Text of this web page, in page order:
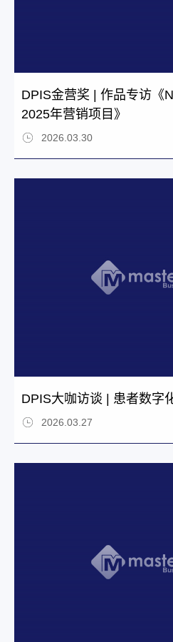
DPIS金营奖 | 作品专访《
2025年营销项目》
2026.03.30
DPIS大咖访谈 | 患者数字
2026.03.27